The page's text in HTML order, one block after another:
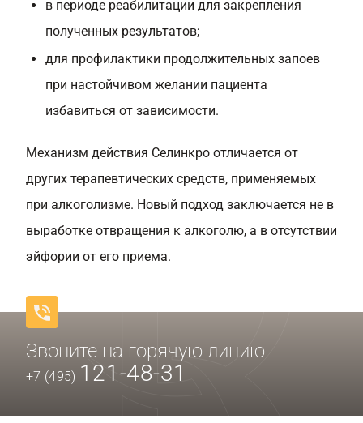
в периоде реабилитации для закрепления
полученных результатов;
для профилактики продолжительных запоев
при настойчивом желании пациента
избавиться от зависимости.
Механизм действия Селинкро отличается от
других терапевтических средств, применяемых
при алкоголизме. Новый подход заключается не в
выработке отвращения к алкоголю, а в отсутствии
эйфории от его приема.
Звоните на горячую линию
+7 (495) 121-48-31